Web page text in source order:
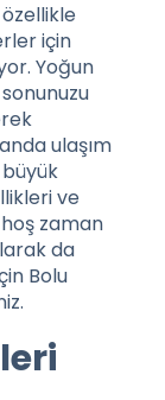
için
Yoğun
ulaşım
ve
zaman
da
Bolu